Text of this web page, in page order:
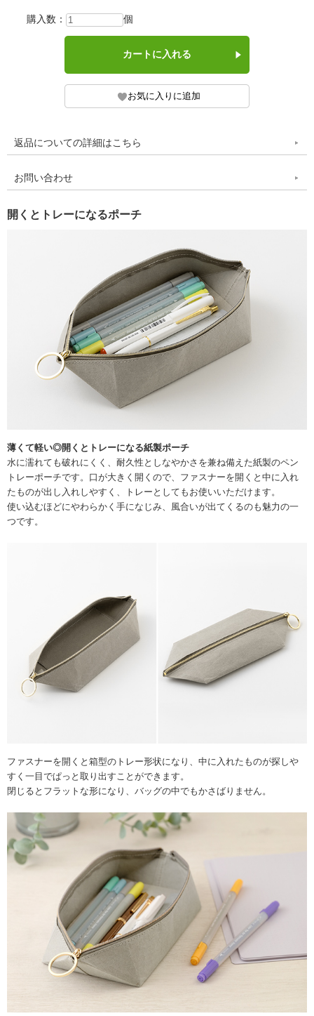
購入数： 個
返品についての詳細はこちら
お問い合わせ
開くとトレーになるポーチ
薄くて軽い◎開くとトレーになる紙製ポーチ
水に濡れても破れにくく、耐久性としなやかさを兼ね備えた紙製のペン
トレーポーチです。口が大きく開くので、ファスナーを開くと中に入れ
たものが出し入れしやすく、トレーとしてもお使いいただけます。
使い込むほどにやわらかく手になじみ、風合いが出てくるのも魅力の一
つです。
ファスナーを開くと箱型のトレー形状になり、中に入れたものが探しや
すく一目でぱっと取り出すことができます。
閉じるとフラットな形になり、バッグの中でもかさばりません。